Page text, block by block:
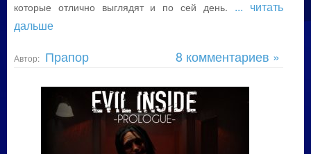
которые отлично выглядят и по сей день. ... читать
дальше
Автор: Прапор 8 комментариев »